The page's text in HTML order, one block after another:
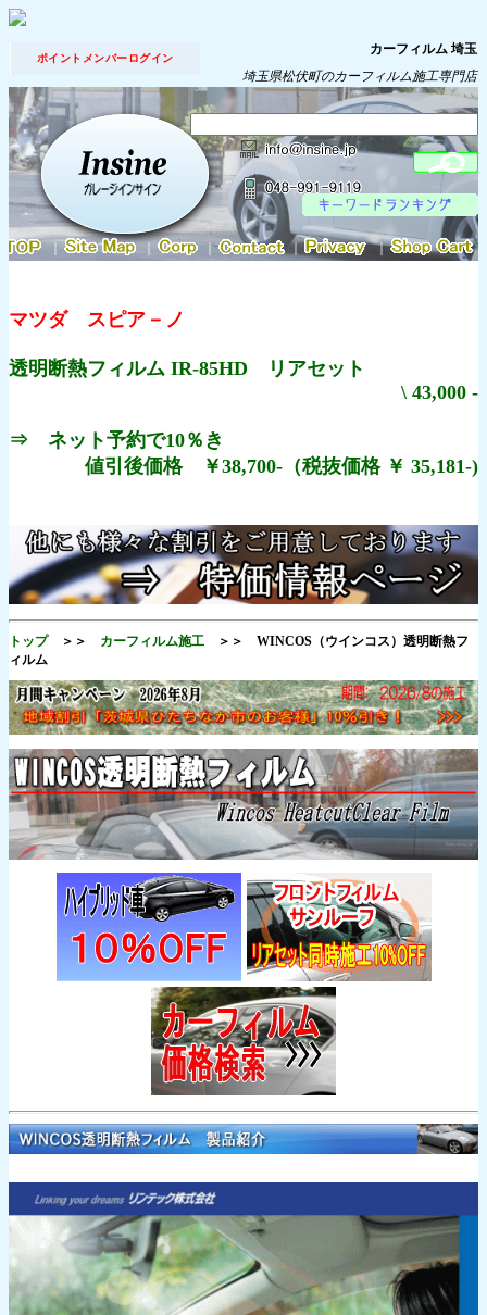
ポイントメンバーログイン
カーフィルム 埼玉
埼玉県松伏町のカーフィルム施工専門店
｜ ｜ ｜
マツダ スピア－ノ
透明断熱フィルム IR-85HD リアセット
\ 43,000 -
⇒ ネット予約で10％き
値引後価格 ￥38,700-（税抜価格 ￥ 35,181-)
トップ＞＞ カーフィルム施工 ＞＞ WINCOS（ウインコス）透明断熱フ
ィルム